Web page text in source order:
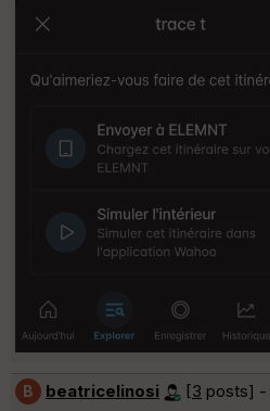
B beatricelinosi [3 posts] -